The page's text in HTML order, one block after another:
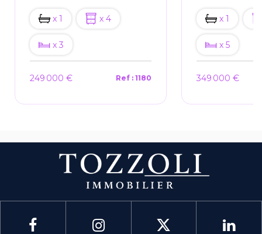
x 1 x 4
x 3
249 000 € Ref : 1180
x 1
x 5
349 000 €